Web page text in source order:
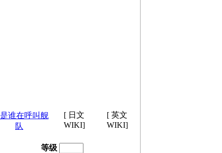
是谁在呼叫舰
队
[ 日文
WIKI]
[ 英文
WIKI]
等级